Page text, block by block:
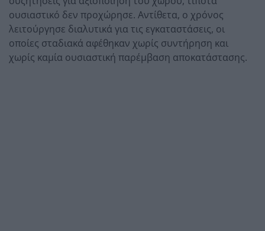
ουσιαστικό δεν προχώρησε. Αντίθετα, ο χρόνος
λειτούργησε διαλυτικά για τις εγκαταστάσεις, οι
οποίες σταδιακά αφέθηκαν χωρίς συντήρηση και
χωρίς καμία ουσιαστική παρέμβαση αποκατάστασης.